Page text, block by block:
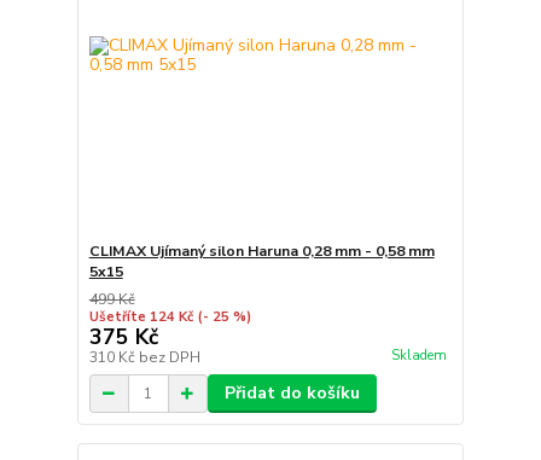
CLIMAX Ujímaný silon Haruna 0,28 mm - 0,58 mm
5x15
499 Kč
Ušetříte 124 Kč (- 25 %)
375 Kč
310 Kč bez DPH Skladem
Přidat do košíku